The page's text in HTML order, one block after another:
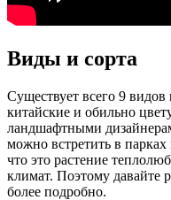
Виды и сорта
Существует всего 9
китайские и обильно
ландшафтными
можно встретить в
что это растение
климат. Поэтому давайте
более подробно.